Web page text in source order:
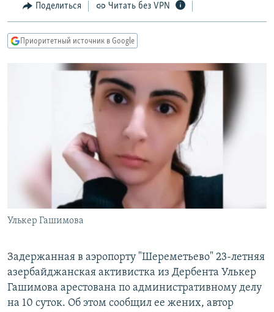
Вернутся
КУЛЬТУРА
КАВКАЗ.РЕАЛИИ
СЕВЕР.РЕАЛИИ
СИБИРЬ.РЕАЛИИ
РАСПИСАНИЕ ВЕЩАНИЯ
ПОДПИШИТЕСЬ НА РАССЫЛКУ
СОЦИАЛЬНЫЕ СЕТИ
Все сайты РСЕ/РС
Поделиться Читать без VPN
Приоритетный источник в Google
Улькер Гашимова
Задержанная в аэропорту "Шереметьево" 23-летняя
азербайджанская активистка из Дербента Улькер
Гашимова арестована по административному делу
на 10 суток. Об этом сообщил ее жених, автор